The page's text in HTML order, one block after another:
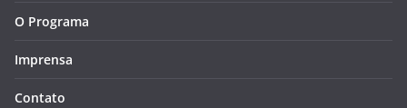
O Programa
Imprensa
Contato